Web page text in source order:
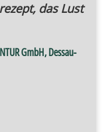
das Lust
GmbH, Dessau-